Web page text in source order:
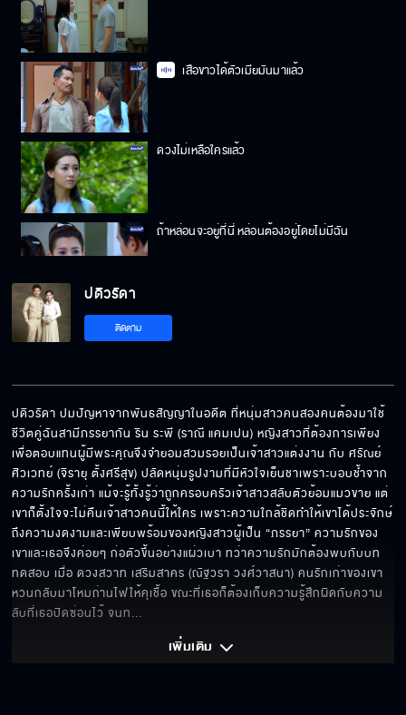
เสือขาวได้ตัวเมียมันมาแล้ว
ดวงไม่เหลือใครแล้ว
ถ้าหล่อนจะอยู่ที่นี่ หล่อนต้องอยู่โดยไม่มีฉัน
เพราะแกที่ทำให้ครอบครัวฉันพัง
แกมีเมียอยู่แล้ว
ฉันอายที่ฉันเป็นแค่เด็กที่ถูกเก็บมาเลี้ยง
หลังแต่งงาน ฉันคิดถึงเรื่องลูก
ปดิวรัดา
ติดตาม
ปดิวรัดา ปมปัญหาจากพันธสัญญาในอดีต ที่หนุ่มสาวคนสองคนต้องมาใช้
ชีวิตคู่ฉันสามีภรรยากัน ริน ระพี (ราณี แคมเปน) หญิงสาวที่ต้องการเพียง
เพื่อตอบแทนผู้มีพระคุณจึงจำยอมสวมรอยเป็นเจ้าสาวแต่งงาน กับ ศรัณย์
ศิวเวทย์ (จิรายุ ตั้งศรีสุข) ปลัดหนุ่มรูปงามที่มีหัวใจเย็นชาเพราะบอบช้ำจาก
ความรักครั้งเก่า แม้จะรู้ทั้งรู้ว่าถูกครอบครัวเจ้าสาวสลับตัวย้อมแมวขาย แต่
เขาก็ตั้งใจจะไม่คืนเจ้าสาวคนนี้ให้ใคร เพราะความใกล้ชิดทำให้เขาได้ประจักษ์
ถึงความงดงามและเพียบพร้อมของหญิงสาวผู้เป็น “ภรรยา” ความรักของ
เขาและเธอจึงค่อยๆ ก่อตัวขึ้นอย่างแผ่วเบา ทว่าความรักมักต้องพบกับบท
ทดสอบ เมื่อ ดวงสวาท เสริมสาคร (ณัฐวรา วงศ์วาสนา) คนรักเก่าของเขา
หวนกลับมาโหมถ่านไฟให้คุเชื้อ ขณะที่เธอก็ต้องเก็บความรู้สึกผิดกับความ
ลับที่เธอปิดซ่อนไว้ จนท...
เพิ่มเติม